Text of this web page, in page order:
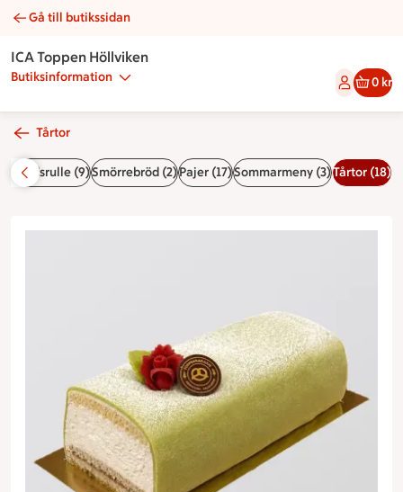
Prinsesslängd | Catering ICA Toppen Höllviken
Gå till butikssidan
ICA Toppen Höllviken
Butiksinformation 0 kr
Tårtor
(9)Smörrebröd (2)Pajer (17)Sommarmeny (3)Tårtor (18)